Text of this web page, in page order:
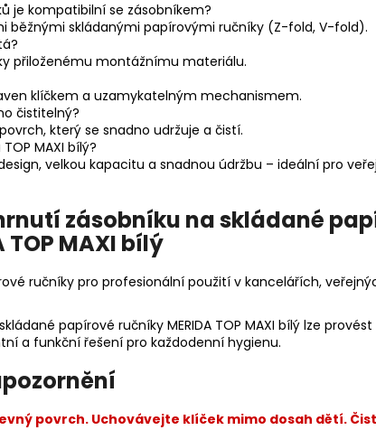
je kompatibilní se zásobníkem?
běžnými skládanými papírovými ručníky (Z-fold, V-fold).
přiloženému montážnímu materiálu.
klíčkem a uzamykatelným mechanismem.
čistitelný?
který se snadno udržuje a čistí.
MAXI bílý?
velkou kapacitu a snadnou údržbu – ideální pro
zásobníku na skládané
TOP MAXI bílý
ručníky pro profesionální použití v kancelářích,
papírové ručníky MERIDA TOP MAXI bílý lze
a funkční řešení pro každodenní hygienu.
povrch. Uchovávejte klíček mimo dosah dětí.